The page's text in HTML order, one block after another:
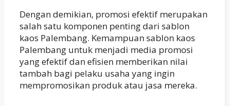
Dengan demikian, promosi efektif merupakan
salah satu komponen penting dari sablon
kaos Palembang. Kemampuan sablon kaos
Palembang untuk menjadi media promosi
yang efektif dan efisien memberikan nilai
tambah bagi pelaku usaha yang ingin
mempromosikan produk atau jasa mereka.